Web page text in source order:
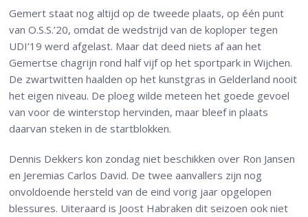
Gemert staat nog altijd op de tweede plaats, op één punt
van O.S.S.’20, omdat de wedstrijd van de koploper tegen
UDI’19 werd afgelast. Maar dat deed niets af aan het
Gemertse chagrijn rond half vijf op het sportpark in Wijchen.
De zwartwitten haalden op het kunstgras in Gelderland nooit
het eigen niveau. De ploeg wilde meteen het goede gevoel
van voor de winterstop hervinden, maar bleef in plaats
daarvan steken in de startblokken.
Dennis Dekkers kon zondag niet beschikken over Ron Jansen
en Jeremias Carlos David. De twee aanvallers zijn nog
onvoldoende hersteld van de eind vorig jaar opgelopen
blessures. Uiteraard is Joost Habraken dit seizoen ook niet